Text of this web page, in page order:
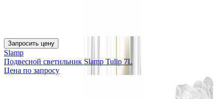
Запросить цену
Slamp
Подвесной светильник Slamp Tulip 7L
Цена по запросу